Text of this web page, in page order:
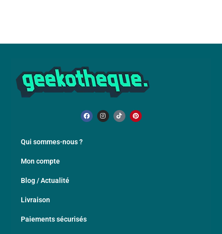
Qui sommes-nous ?
Mon compte
Blog / Actualité
Livraison
Paiements sécurisés